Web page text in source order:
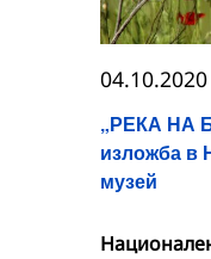
„РЕКА НА
изложба в
музей
04.10.2020